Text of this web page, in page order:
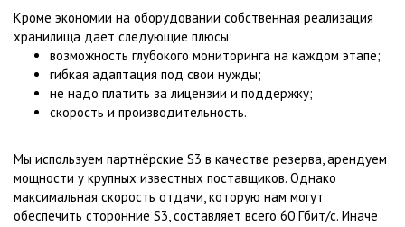
Кроме экономии на оборудовании собственная реализация
хранилища даёт следующие плюсы:
возможность глубокого мониторинга на каждом этапе;
гибкая адаптация под свои нужды;
не надо платить за лицензии и поддержку;
скорость и производительность.
Мы используем партнёрские S3 в качестве резерва, арендуем
мощности у крупных известных поставщиков. Однако
максимальная скорость отдачи, которую нам могут
обеспечить сторонние S3, составляет всего 60 Гбит/с. Иначе